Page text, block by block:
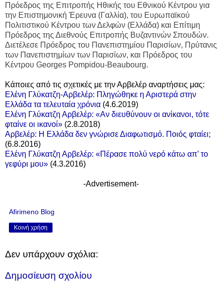
Πρόεδρος της Επιτροπής Ηθικής του Εθνικού Κέντρου για
την Επιστημονική Έρευνα (Γαλλία), του Ευρωπαϊκού
Πολιτιστικού Κέντρου των Δελφών (Ελλάδα) και Επίτιμη
Πρόεδρος της Διεθνούς Επιτροπής Βυζαντινών Σπουδών.
Διετέλεσε Πρόεδρος του Πανεπιστημίου Παρισίων, Πρύτανις
των Πανεπιστημίων των Παρισίων, και Πρόεδρος του
Κέντρου Georges Pompidou-Beaubourg.
Κάποιες από τις σχετικές με την Αρβελέρ αναρτήσεις μας:
Ελένη Γλύκατζη-Αρβελέρ: Πληγώθηκε η Αριστερά στην
Ελλάδα τα τελευταία χρόνια (4.6.2019)
Eλένη Γλύκατζη Αρβελέρ: «Αν διευθύνουν οι ανίκανοι, τότε
φταίνε οι ικανοί» (2.8.2018)
Αρβελέρ: Η Ελλάδα δεν γνώρισε Διαφωτισμό. Ποιός φταίει;
(6.8.2016)
Ελένη Γλύκατζη Αρβελέρ: «Πέρασε πολύ νερό κάτω απ’ το
γεφύρι μου» (4.3.2016)
-Advertisement-
Afirimeno Blog
Κοινή χρήση
Δεν υπάρχουν σχόλια:
Δημοσίευση σχολίου